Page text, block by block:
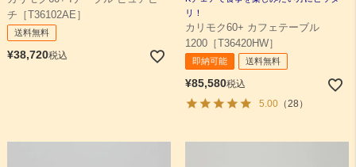
チ［T36102AE］
送料無料
¥38,720税込
リ！
カリモク60+ カフェテーブル
1200［T36420HW］
即納可能 送料無料
¥85,580税込
5.00（28）